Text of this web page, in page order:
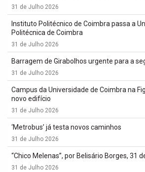
31 de Julho 2026
Instituto Politécnico de Coimbra passa a
Politécnica de Coimbra
31 de Julho 2026
Barragem de Girabolhos urgente para a
31 de Julho 2026
Campus da Universidade de Coimbra na
novo edifício
31 de Julho 2026
‘Metrobus’ já testa novos caminhos
31 de Julho 2026
“Chico Melenas”, por Belisário Borges, 31
31 de Julho 2026